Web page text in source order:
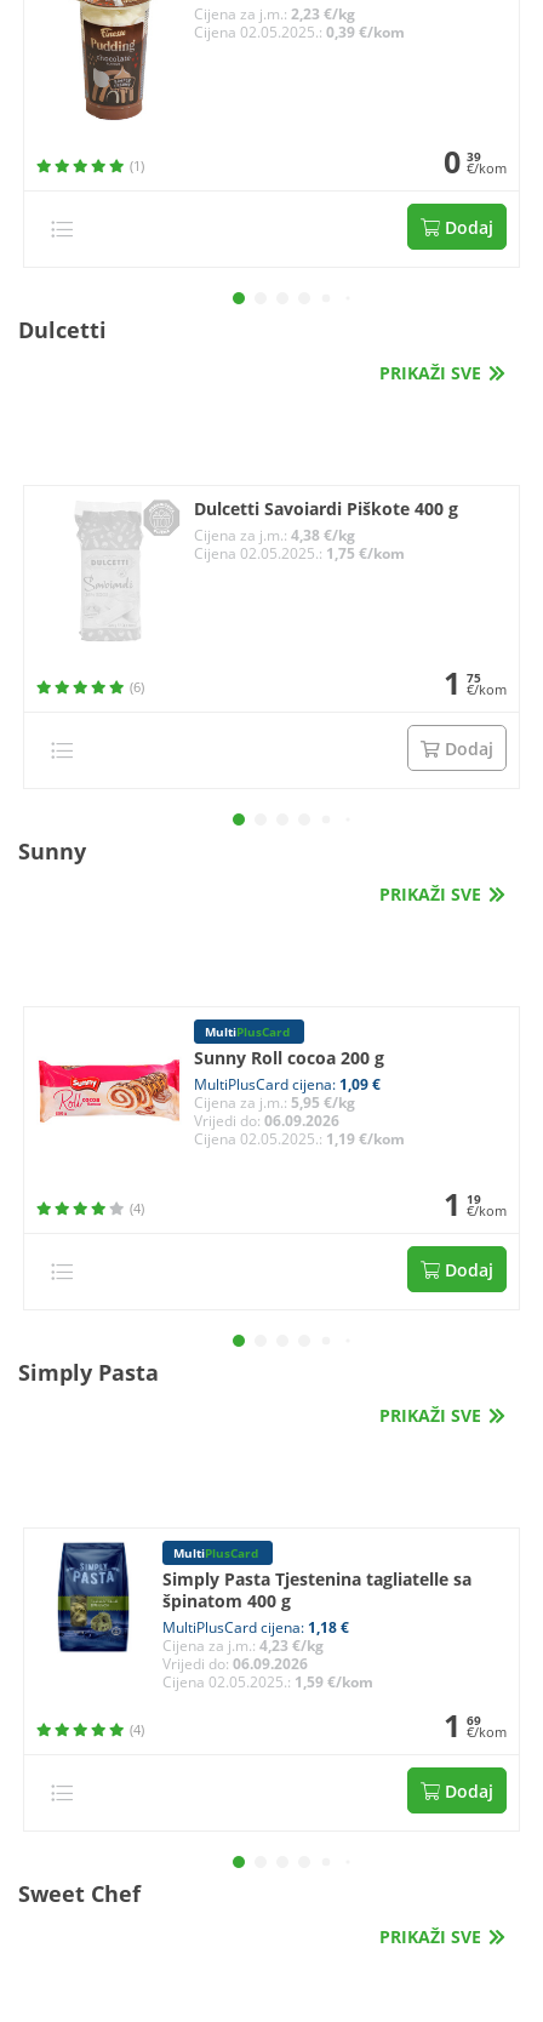
Cijena za j.m.:2,23 €/kg
Cijena 02.05.2025.:0,39 €/kom
(1) 0 39
€/kom
Dodaj
Dulcetti
PRIKAŽI SVE
Dulcetti Savoiardi Piškote 400 g
Cijena za j.m.:4,38 €/kg
Cijena 02.05.2025.: 1,75 €/kom
(6) 1 75
€/kom
Dodaj
Sunny
PRIKAŽI SVE
MultiPlusCard
Sunny Roll cocoa 200 g
MultiPlusCard cijena: 1,09 €
Cijena za j.m.:5,95 €/kg
Vrijedi do:06.09.2026
Cijena 02.05.2025.: 1,19 €/kom
(4) 1 19
€/kom
Dodaj
Simply Pasta
PRIKAŽI SVE
MultiPlusCard
Simply Pasta Tjestenina tagliatelle sa
špinatom 400 g
MultiPlusCard cijena: 1,18 €
Cijena za j.m.: 4,23 €/kg
Vrijedi do: 06.09.2026
Cijena 02.05.2025.: 1,59 €/kom
(4) 1 69
€/kom
Dodaj
Sweet Chef
PRIKAŽI SVE